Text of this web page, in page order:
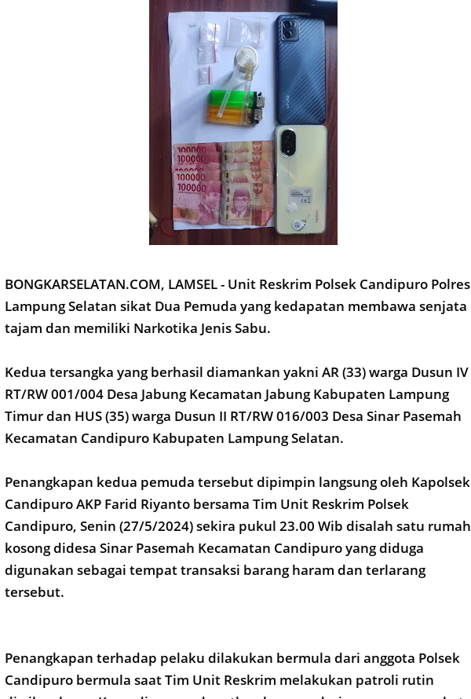
BONGKARSELATAN.COM, LAMSEL - Unit Reskrim Polsek Candipuro Polres
Lampung Selatan sikat Dua Pemuda yang kedapatan membawa senjata
tajam dan memiliki Narkotika Jenis Sabu.
Kedua tersangka yang berhasil diamankan yakni AR (33) warga Dusun IV
RT/RW 001/004 Desa Jabung Kecamatan Jabung Kabupaten Lampung
Timur dan HUS (35) warga Dusun II RT/RW 016/003 Desa Sinar Pasemah
Kecamatan Candipuro Kabupaten Lampung Selatan.
Penangkapan kedua pemuda tersebut dipimpin langsung oleh Kapolsek
Candipuro AKP Farid Riyanto bersama Tim Unit Reskrim Polsek
Candipuro, Senin (27/5/2024) sekira pukul 23.00 Wib disalah satu rumah
kosong didesa Sinar Pasemah Kecamatan Candipuro yang diduga
digunakan sebagai tempat transaksi barang haram dan terlarang
tersebut.
Penangkapan terhadap pelaku dilakukan bermula dari anggota Polsek
Candipuro bermula saat Tim Unit Reskrim melakukan patroli rutin